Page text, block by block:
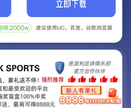
网站正在建设.
常棒的网站.
联系我们!